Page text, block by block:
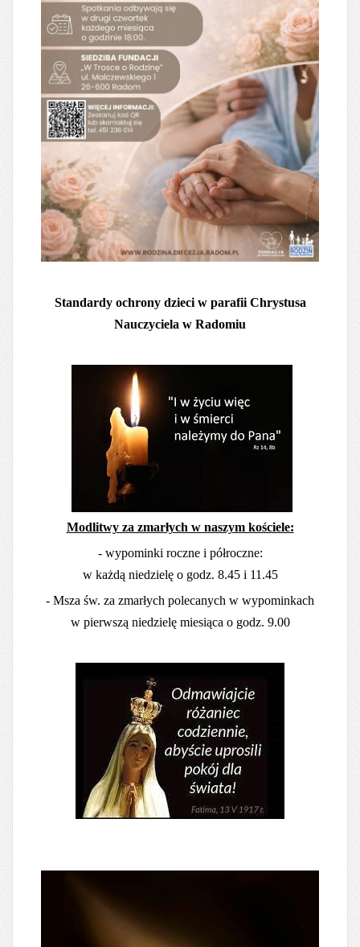
Standardy ochrony dzieci w parafii Chrystusa
Nauczyciela w Radomiu
Modlitwy za zmarłych w naszym kościele:
- wypominki roczne i półroczne:
w każdą niedzielę o godz. 8.45 i 11.45
- Msza św. za zmarłych polecanych w wypominkach
w pierwszą niedzielę miesiąca o godz. 9.00